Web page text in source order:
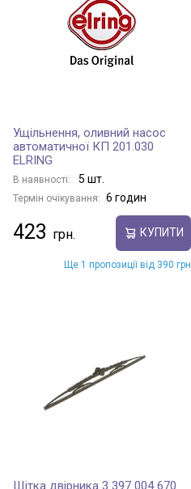
Ущільнення, оливний насос
автоматичної КП 201.030
ELRING
В наявності: 5 шт.
Термін очікування: 6 годин
423 КУПИТИ
Ще 1 пропозиції від 390 грн
Щітка двірника 3 397 004 670